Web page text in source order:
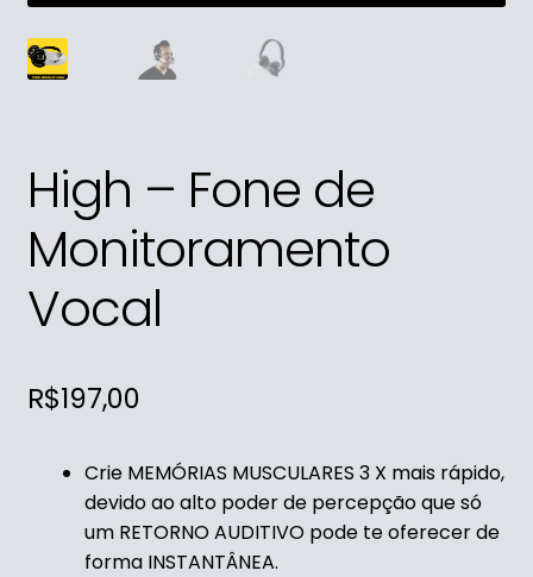
High – Fone de
Monitoramento
Vocal
R$197,00
Crie MEMÓRIAS MUSCULARES 3 X mais rápido,
devidoao alto poder de percepçãoque só
um RETORNO AUDITIVO pode te oferecer de
forma INSTANTÂNEA.